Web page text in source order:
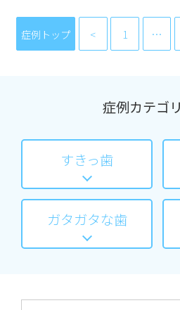
症例トップ 1 …
症例カテゴ
すきっ歯
ガタガタな歯